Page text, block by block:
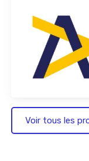
Voir tous les